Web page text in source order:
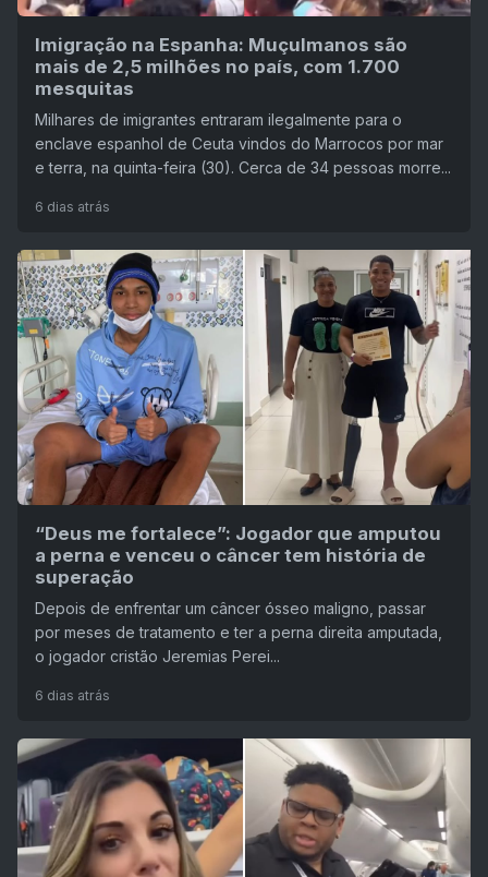
Imigração na Espanha: Muçulmanos são
mais de 2,5 milhões no país, com 1.700
mesquitas
Milhares de imigrantes entraram ilegalmente para o
enclave espanhol de Ceuta vindos do Marrocos por mar
e terra, na quinta-feira (30). Cerca de 34 pessoas morre...
6 dias atrás
“Deus me fortalece”: Jogador que amputou
a perna e venceu o câncer tem história de
superação
Depois de enfrentar um câncer ósseo maligno, passar
por meses de tratamento e ter a perna direita amputada,
o jogador cristão Jeremias Perei...
6 dias atrás